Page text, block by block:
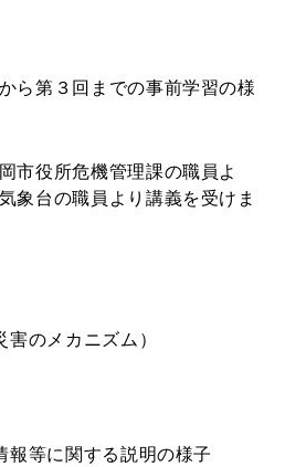
ら第３回までの事前学習の様
市役所危機管理課の職員よ
象台の職員より講義を受けま
害のメカニズム）
報等に関する説明の様子